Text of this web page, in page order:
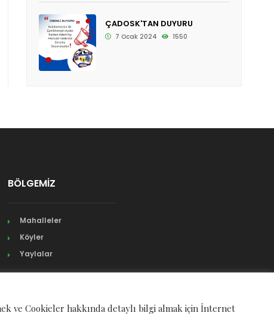
ÇADOSK'TAN DUYURU
7 Ocak 2024 1550
BÖLGEMİZ
Mahalleler
Köyler
Yaylalar
ve Cookieler hakkında detaylı bilgi almak için İnternet